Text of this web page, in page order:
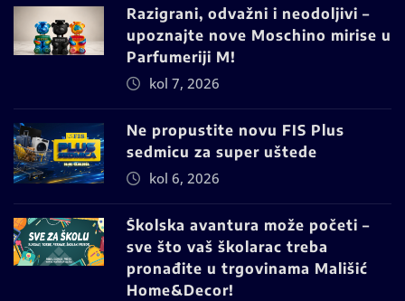
Razigrani, odvažni i neodoljivi –
upoznajte nove Moschino mirise u
Parfumeriji M!
kol 7, 2026
Ne propustite novu FIS Plus
sedmicu za super uštede
kol 6, 2026
Školska avantura može početi –
sve što vaš školarac treba
pronađite u trgovinama Mališić
Home&Decor!